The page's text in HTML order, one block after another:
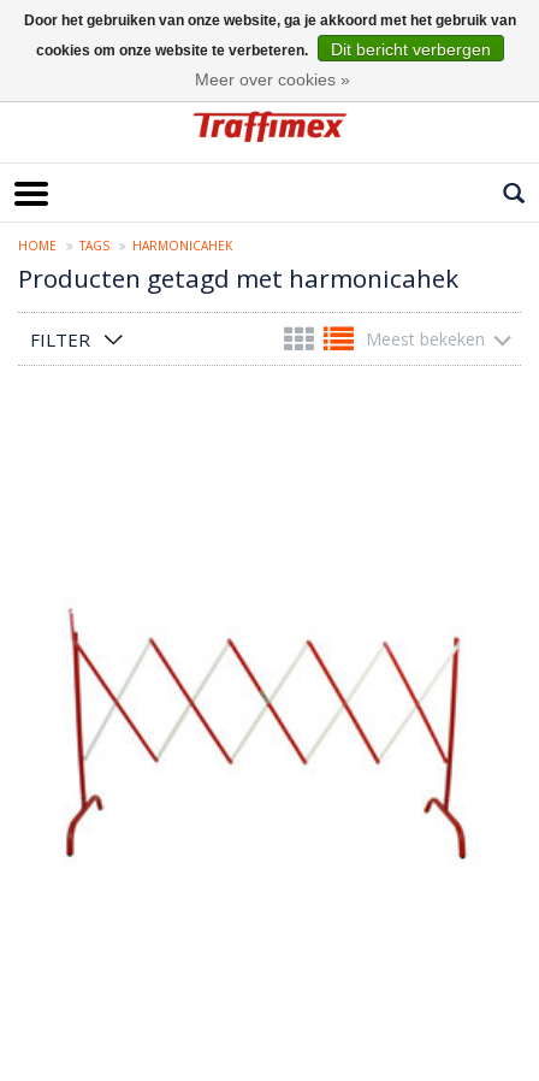
HOME TAGS HARMONICAHEK
Producten getagd met harmonicahek
FILTER Meest bekeken
Door het gebruiken van onze website, ga je akkoord met het gebruik van
cookies om onze website te verbeteren.
Dit bericht verbergen
Meer over cookies »